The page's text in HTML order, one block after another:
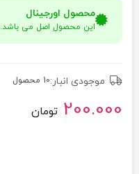
محصول اورجینال
این محصول اصل می باشد.
موجودی انبار:10 محصول
تومان200.000